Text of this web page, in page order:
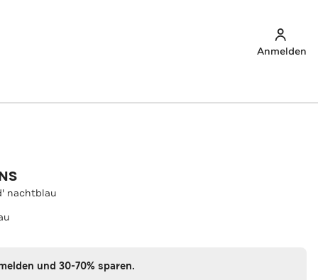
Anmelden
nachtblau
und 30-70% sparen.